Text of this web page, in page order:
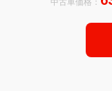
中古車価格：